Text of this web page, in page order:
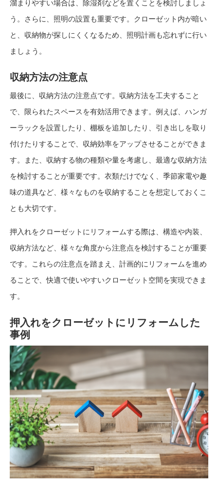
溜まりやすい場合は、除湿剤などを置くことを検討しましょ
う。さらに、照明の設置も重要です。クローゼット内が暗い
と、収納物が探しにくくなるため、照明計画も忘れずに行い
ましょう。
収納方法の注意点
最後に、収納方法の注意点です。収納方法を工夫すること
で、限られたスペースを有効活用できます。例えば、ハンガ
ーラックを設置したり、棚板を追加したり、引き出しを取り
付けたりすることで、収納効率をアップさせることができま
す。また、収納する物の種類や量を考慮し、最適な収納方法
を検討することが重要です。衣類だけでなく、季節家電や趣
味の道具など、様々なものを収納することを想定しておくこ
とも大切です。
押入れをクローゼットにリフォームする際は、構造や内装、
収納方法など、様々な角度から注意点を検討することが重要
です。これらの注意点を踏まえ、計画的にリフォームを進め
ることで、快適で使いやすいクローゼット空間を実現できま
す。
押入れをクローゼットにリフォームした
事例